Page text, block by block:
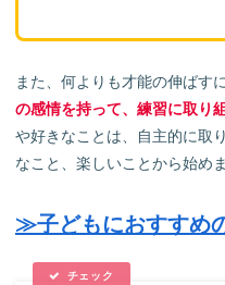
また、何よりも才能の伸ばす
の感情を持って、練習に取り
や好きなことは、自主的に取
なこと、楽しいことから始め
≫子どもにおすすめ